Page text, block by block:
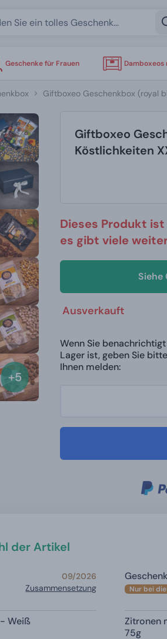
Geschenke für Frauen Damboxeos
Giftboxeo Geschenkbox (royal
+5
Giftboxeo
Köstlichkeiten
Dieses Produkt
es gibt viele
Ausverkauft
Wenn Sie
Lager ist, geben Sie
Ihnen melden:
der Artikel
09/2026
Zusammensetzung
Nur bei
Weiß
Zitronen
75g